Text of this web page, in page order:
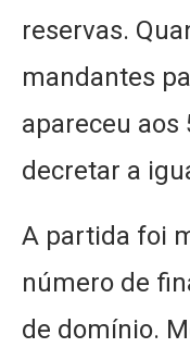
reservas.
mandantes
apareceu
decretar a
A partida foi
número de
de domínio.